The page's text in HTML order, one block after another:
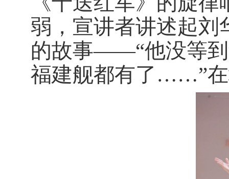
弱，宣讲者讲述起刘
的故事——“他没等到
福建舰都有了……”